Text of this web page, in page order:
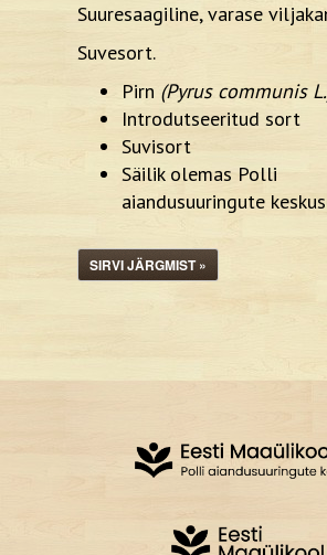
Suuresaagiline, varase
Suvesort.
Pirn (Pyrus communis
Introdutseeritud sort
Suvisort
Säilik olemas Polli
aiandusuuringute
SIRVI JÄRGMIST »